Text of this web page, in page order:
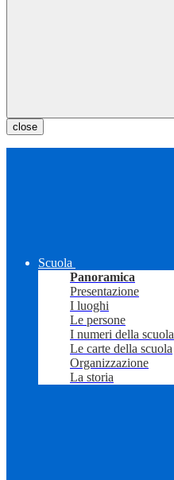
close
Scuola
Panoramica
Presentazione
I luoghi
Le persone
I numeri della scuola
Le carte della scuola
Organizzazione
La storia